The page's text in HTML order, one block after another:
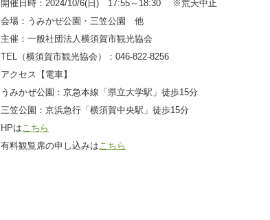
開催日時：2024/10/6(日) 17:55～18:30 ※荒天中止
会場：うみかぜ公園・三笠公園 他
主催：一般社団法人横須賀市観光協会
TEL（横須賀市観光協会）：046-822-8256
アクセス【電車】
うみかぜ公園：京急本線「県立大学駅」徒歩15分
三笠公園：京浜急行「横須賀中央駅」徒歩15分
HPは こちら
有料観覧席の申し込みは こちら